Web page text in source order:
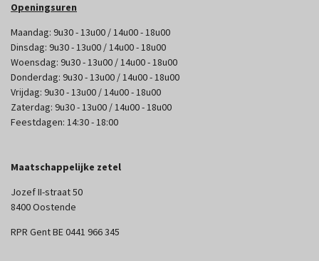
Openingsuren
Maandag: 9u30 - 13u00 / 14u00 - 18u00
Dinsdag: 9u30 - 13u00 / 14u00 - 18u00
Woensdag: 9u30 - 13u00 / 14u00 - 18u00
Donderdag: 9u30 - 13u00 / 14u00 - 18u00
Vrijdag: 9u30 - 13u00 / 14u00 - 18u00
Zaterdag: 9u30 - 13u00 / 14u00 - 18u00
Feestdagen: 14:30 - 18:00
Maatschappelijke zetel
Jozef II-straat 50
8400 Oostende
RPR Gent BE 0441 966 345